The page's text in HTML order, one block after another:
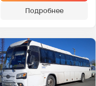
Подробнее